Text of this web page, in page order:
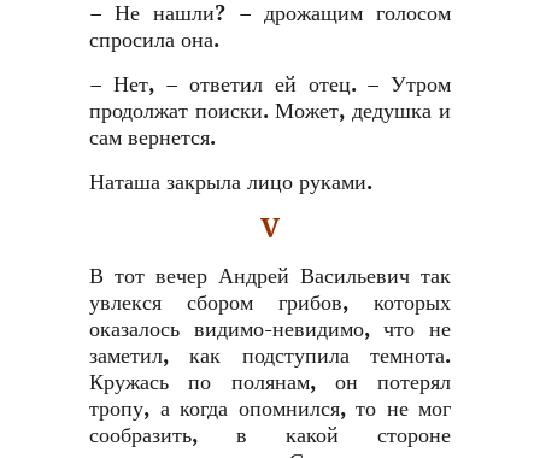
– Не нашли? – дрожащим голосом
спросила она.
– Нет, – ответил ей отец. – Утром
продолжат поиски. Может, дедушка и
сам вернется.
Наташа закрыла лицо руками.
V
В тот вечер Андрей Васильевич так
увлекся сбором грибов, которых
оказалось видимо-невидимо, что не
заметил, как подступила темнота.
Кружась по полянам, он потерял
тропу, а когда опомнился, то не мог
сообразить, в какой стороне